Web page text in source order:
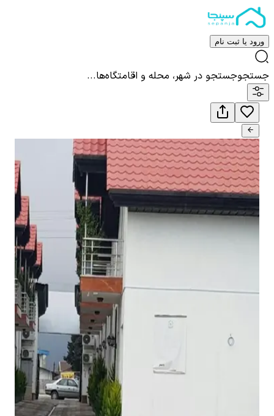
ورود یا ثبت نام
جستجوجستجو در شهر، محله و اقامتگاه‌ها...